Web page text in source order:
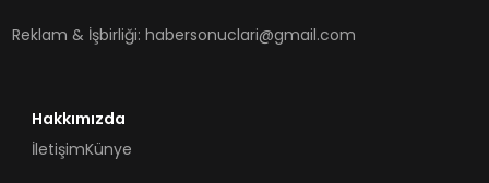
Reklam & İşbirliği:habersonuclari@gmail.com
Hakkımızda
İletişimKünye